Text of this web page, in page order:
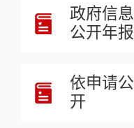
政府信息
公开年报
依申请公
开